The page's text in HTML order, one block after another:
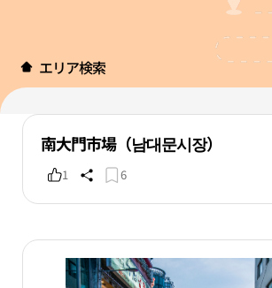
エリア検索
南大門市場（남대문시장）
1 6